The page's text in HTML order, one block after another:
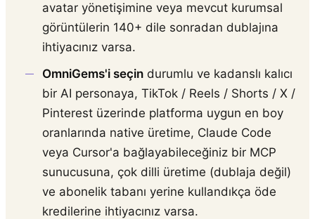
avatar yönetişimine veya mevcut kurumsal
görüntülerin 140+ dile sonradan dublajına
ihtiyacınız varsa.
OmniGems'i seçin durumlu ve kadanslı kalıcı
bir AI personaya, TikTok / Reels / Shorts / X /
Pinterest üzerinde platforma uygun en boy
oranlarında native üretime, Claude Code
veya Cursor'a bağlayabileceğiniz bir MCP
sunucusuna, çok dilli üretime (dublaja değil)
ve abonelik tabanı yerine kullandıkça öde
kredilerine ihtiyacınız varsa.